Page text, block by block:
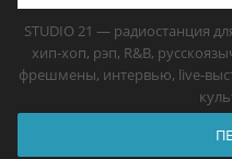
STUDIO 21 — радиостанция
хип-хоп, рэп, R&B,
фрешмены, интервью, live-